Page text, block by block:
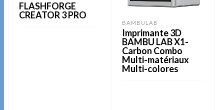
FLASHFORGE
CREATOR 3 PRO
BAMBULAB
Imprimante 3D
BAMBU LAB X1-
Carbon Combo
Multi-matériaux
Multi-colores